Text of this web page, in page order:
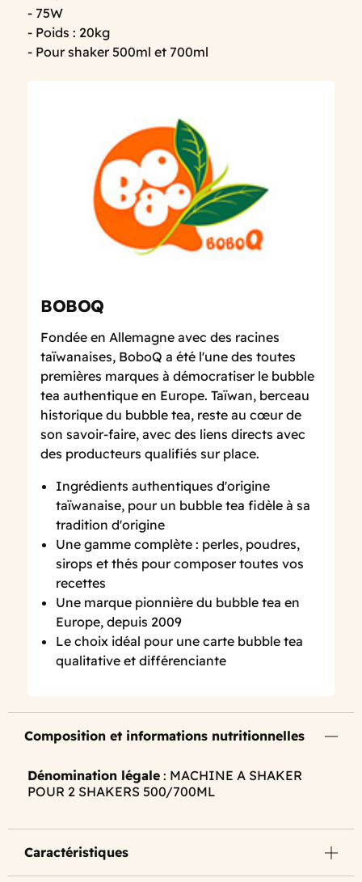
- 75W
- Poids : 20kg
- Pour shaker 500ml et 700ml
BOBOQ
Fondée en Allemagne avec des racines
taïwanaises, BoboQ a été l'une des toutes
premières marques à démocratiser le bubble
tea authentique en Europe. Taïwan, berceau
historique du bubble tea, reste au cœur de
son savoir-faire, avec des liens directs avec
des producteurs qualifiés sur place.
Ingrédients authentiques d'origine
taïwanaise, pour un bubble tea fidèle à sa
tradition d'origine
Une gamme complète : perles, poudres,
sirops et thés pour composer toutes vos
recettes
Une marque pionnière du bubble tea en
Europe, depuis 2009
Le choix idéal pour une carte bubble tea
qualitative et différenciante
Composition et informations nutritionnelles
Dénomination légale : MACHINE A SHAKER
POUR 2 SHAKERS 500/700ML
Caractéristiques